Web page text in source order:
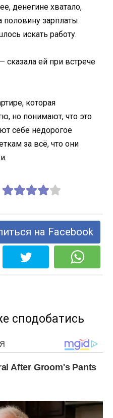
денегине хватало,
половину зарплаты
искать работу.
ей при встрече
которая
но понимают, что это
себе недорогое
за всё, что они
на Facebook
сподобатись